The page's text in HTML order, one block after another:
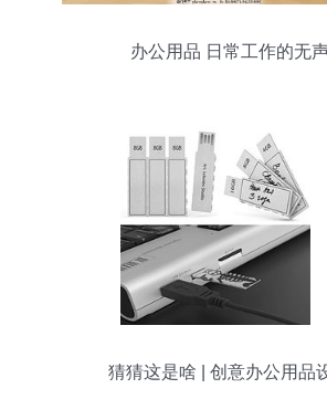
办公用品 日常工作的无
猜猜这是啥 | 创意办公用品